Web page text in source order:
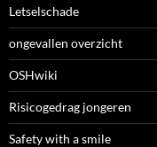
Letselschade
ongevallen overzicht
OSHwiki
Risicogedrag jongeren
Safety with a smile